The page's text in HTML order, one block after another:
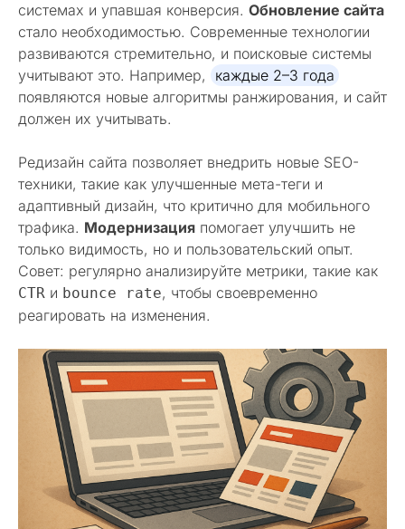
системах и упавшая конверсия. Обновление сайта
стало необходимостью. Современные технологии
развиваются стремительно, и поисковые системы
учитывают это. Например,
каждые 2–3 года
появляются новые алгоритмы ранжирования, и сайт
должен их учитывать.
Редизайн сайта позволяет внедрить новые SEO-
техники, такие как улучшенные мета-теги и
адаптивный дизайн, что критично для мобильного
трафика. Модернизация помогает улучшить не
только видимость, но и пользовательский опыт.
Совет: регулярно анализируйте метрики, такие как
CTR и bounce rate, чтобы своевременно
реагировать на изменения.